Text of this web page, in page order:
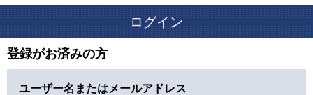
ログイン
登録がお済みの方
ユーザー名またはメールアドレス